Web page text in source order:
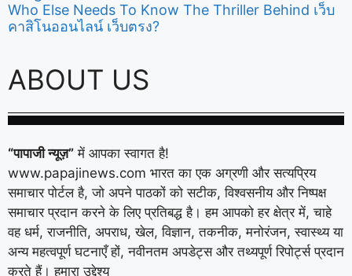
Who Else Needs To Know The Thriller Behind เว็บ
คาสิโนออนไลน์ เว็บตรง?
ABOUT US
“पापाजी न्यूज़” में आपका स्वागत है!
www.papajinews.com भारत का एक अग्रणी और सत्यप्रिय
समाचार पोर्टल है, जो अपने पाठकों को सटीक, विश्वसनीय और निष्पक्ष
समाचार प्रदान करने के लिए प्रतिबद्ध है। हम आपको हर क्षेत्र में, चाहे
वह धर्म, राजनीति, अपराध, खेल, विज्ञान, तकनीक, मनोरंजन, स्वास्थ्य या
अन्य महत्वपूर्ण घटनाएँ हों, नवीनतम अपडेट्स और तथ्यपूर्ण रिपोर्ट्स प्रदान
करते हैं। हमारा उद्देश्य